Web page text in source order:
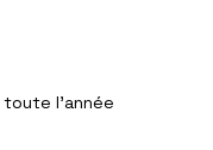
l'année